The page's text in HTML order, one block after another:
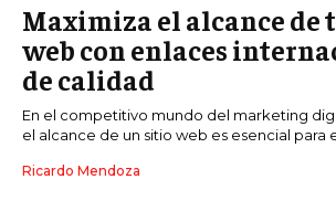
Maximiza el alcance de
web con enlaces
de calidad
En el competitivo mundo del marketing
el alcance de un sitio web es esencial para
Ricardo Mendoza